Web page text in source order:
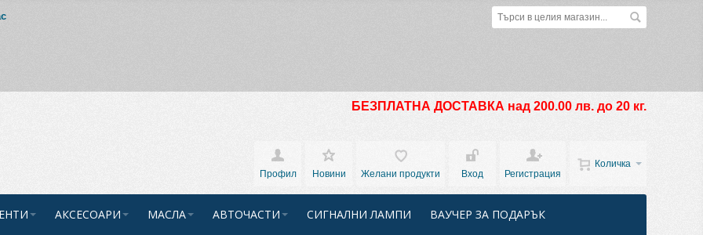
БЕЗПЛАТНА ДОСТАВКА над 200.00 лв. до 20 кг.
Количка
Профил
Новини Желани продукти Вход Регистрация
АКСЕСОАРИ МАСЛА АВТОЧАСТИ СИГНАЛНИ ЛАМПИ ВАУЧЕР ЗА ПОДАРЪК